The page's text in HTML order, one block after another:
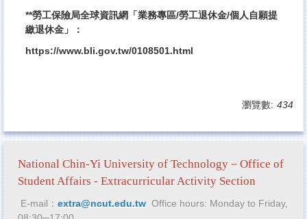
**勞工保險局全球資訊網「業務專區/勞工退休金/個人自願提
繳退休金」：
https://www.bli.gov.tw/0108501.html
瀏覽數: 434
National Chin-Yi University of Technology－Office of
Student Affairs - Extracurricular Activity Section
E-mail： extra@ncut.edu.tw Office hours: Monday to Friday,